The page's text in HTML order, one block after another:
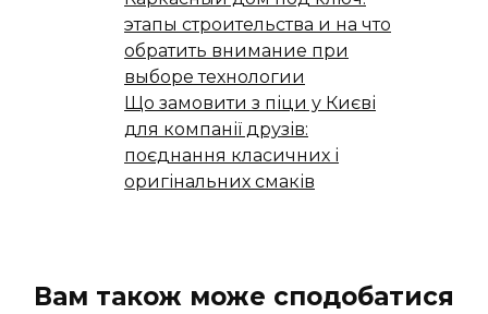
этапы строительства и на что
обратить внимание при
выборе технологии
Що замовити з піци у Києві
для компанії друзів:
поєднання класичних і
оригінальних смаків
Вам також може сподобатися